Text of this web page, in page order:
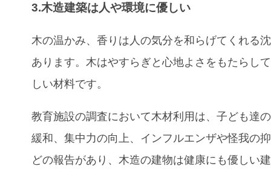
3.木造建築は人や環境に優しい
木の温かみ、香りは人の気分を和らげてくれる
あります。木はやすらぎと心地よさをもたらし
しい材料です。
教育施設の調査において木材利用は、子ども達
緩和、集中力の向上、インフルエンザや怪我の
どの報告があり、木造の建物は健康にも優しい